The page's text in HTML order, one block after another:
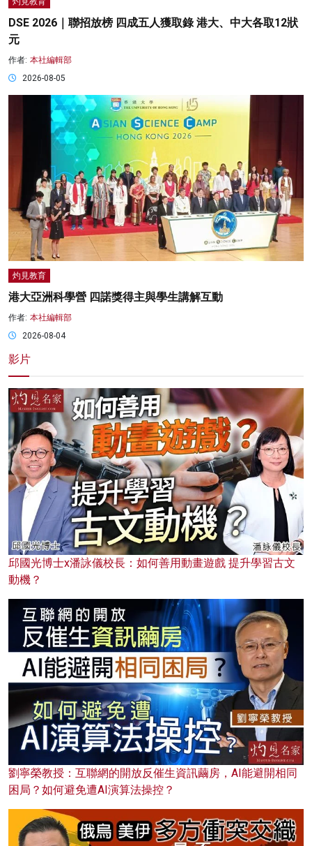
DSE 2026｜聯招放榜 四成五人獲取錄 港大、中大各取12狀
元
作者: 本社編輯部
2026-08-05
灼見教育
港大亞洲科學營 四諾獎得主與學生講解互動
作者: 本社編輯部
2026-08-04
影片
邱國光博士x潘詠儀校長：如何善用動畫遊戲 提升學習古文
動機？
劉寧榮教授：互聯網的開放反催生資訊繭房，AI能避開相同
困局？如何避免遭AI演算法操控？